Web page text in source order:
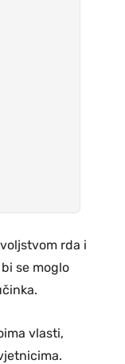
rda i
se moglo
vlasti,